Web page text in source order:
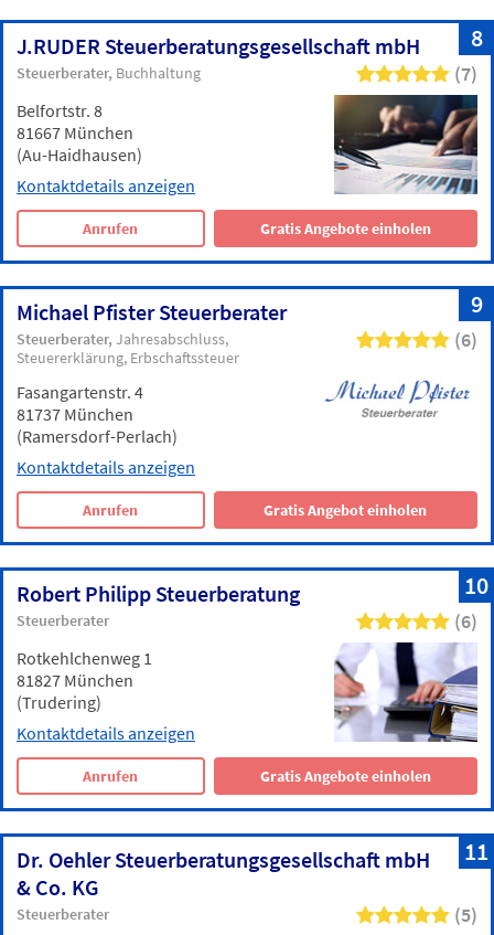
8
J.RUDER Steuerberatungsgesellschaft mbH
Steuerberater Buchhaltung (7)
Belfortstr. 8
81667 München
(Au-Haidhausen)
Kontaktdetails anzeigen
Anrufen Gratis Angebote einholen
9
Michael Pfister Steuerberater
Steuerberater Jahresabschluss
Steuererklärung Erbschaftssteuer
(6)
Fasangartenstr. 4
81737 München
(Ramersdorf-Perlach)
Kontaktdetails anzeigen
Anrufen Gratis Angebot einholen
10
Robert Philipp Steuerberatung
Steuerberater (6)
Rotkehlchenweg 1
81827 München
(Trudering)
Kontaktdetails anzeigen
Anrufen Gratis Angebote einholen
11
Dr. Oehler Steuerberatungsgesellschaft mbH
& Co. KG
Steuerberater (5)